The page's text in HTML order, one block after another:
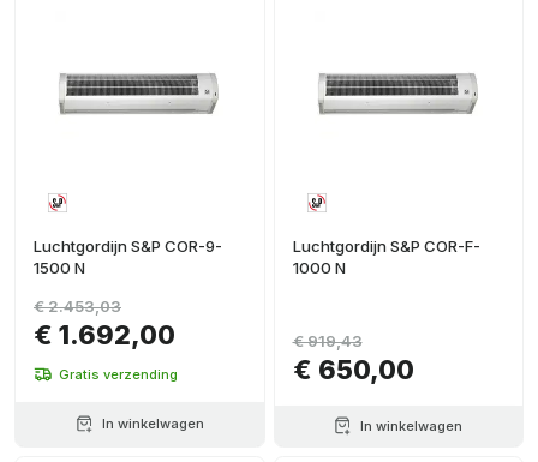
Luchtgordijn S&P COR-9-
1500 N
€ 1.692,00
€ 2.453,03
Gratis verzending
In winkelwagen
Luchtgordijn S&P COR-F-
1000 N
€ 650,00
€ 919,43
In winkelwagen